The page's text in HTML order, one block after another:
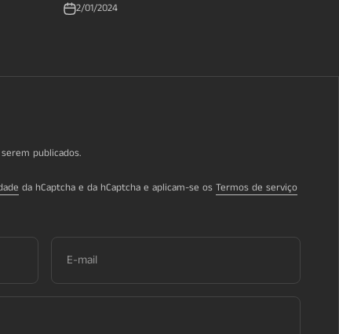
2/01/2024
publicados.
da hCaptcha e da hCaptcha e aplicam-se os Termos de serviço
E-mail